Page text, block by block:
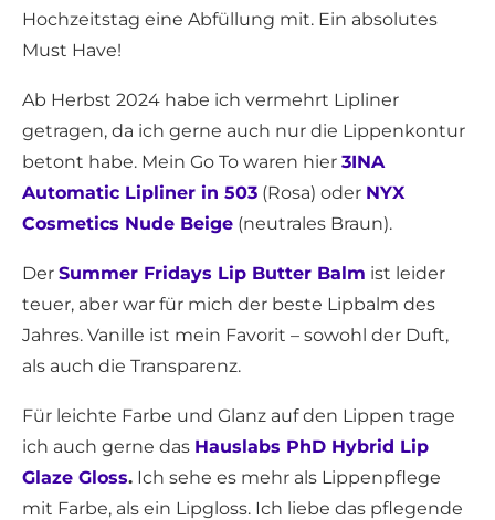
Hochzeitstag eine Abfüllung mit. Ein absolutes
Must Have!
Ab Herbst 2024 habe ich vermehrt Lipliner
getragen, da ich gerne auch nur die Lippenkontur
betont habe. Mein Go To waren hier 3INA
Automatic Lipliner in 503 (Rosa) oder NYX
Cosmetics Nude Beige (neutrales Braun).
Der Summer Fridays Lip Butter Balm ist leider
teuer, aber war für mich der beste Lipbalm des
Jahres. Vanille ist mein Favorit – sowohl der Duft,
als auch die Transparenz.
Für leichte Farbe und Glanz auf den Lippen trage
ich auch gerne das Hauslabs PhD Hybrid Lip
Glaze Gloss. Ich sehe es mehr als Lippenpflege
mit Farbe, als ein Lipgloss. Ich liebe das pflegende